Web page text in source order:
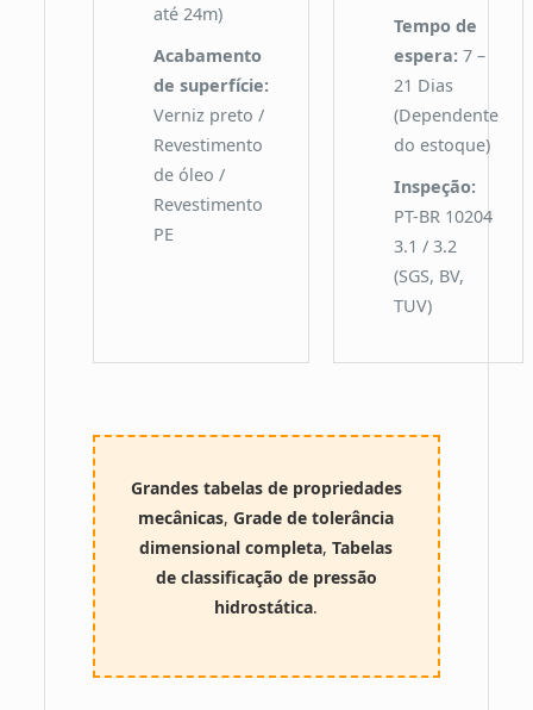
até 24m)
Acabamento
de superfície:
Verniz preto /
Revestimento
de óleo /
Revestimento
PE
Tempo de
espera: 7 –
21 Dias
(Dependente
do estoque)
Inspeção:
PT-BR 10204
3.1 / 3.2
(SGS, BV,
TUV)
Grandes tabelas de propriedades
mecânicas,Grade de tolerância
dimensional completa,Tabelas
de classificação de pressão
hidrostática.